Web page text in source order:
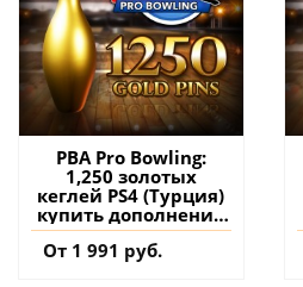
PBA Pro Bowling:
1,250 золотых
кеглей PS4 (Турция)
купить дополнение
на аккаунт
От 1 991 руб.